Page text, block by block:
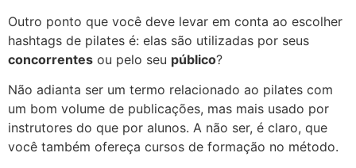
Outro ponto que você deve levar em conta ao escolher
hashtags de pilates é: elas são utilizadas por seus
concorrentes ou pelo seu público?
Não adianta ser um termo relacionado ao pilates com
um bom volume de publicações, mas mais usado por
instrutores do que por alunos. A não ser, é claro, que
você também ofereça cursos de formação no método.